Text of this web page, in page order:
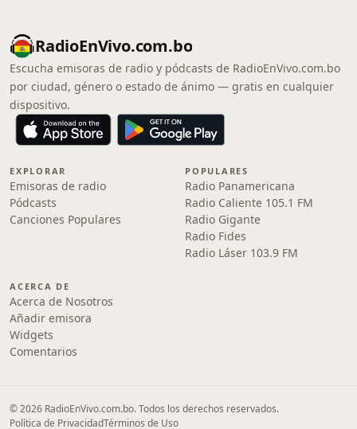
RadioEnVivo.com.bo
Escucha emisoras de radio y pódcasts de RadioEnVivo.com.bo
por ciudad, género o estado de ánimo — gratis en cualquier
dispositivo.
EXPLORAR
Emisoras de radio
Pódcasts
Canciones Populares
POPULARES
Radio Panamericana
Radio Caliente 105.1 FM
Radio Gigante
Radio Fides
Radio Láser 103.9 FM
ACERCA DE
Acerca de Nosotros
Añadir emisora
Widgets
Comentarios
© 2026 RadioEnVivo.com.bo. Todos los derechos reservados.
Política de PrivacidadTérminos de Uso